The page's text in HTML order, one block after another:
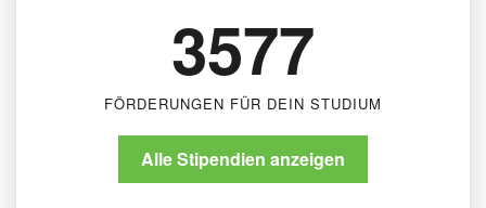
3577
FÖRDERUNGEN FÜR DEIN STUDIUM
Alle Stipendien anzeigen